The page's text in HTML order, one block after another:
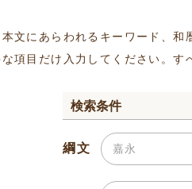
文にあらわれるキーワード、
項目だけ入力してください。
検索条件
綱文